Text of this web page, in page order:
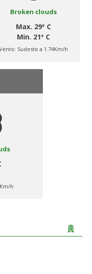
Broken clouds
Max. 29º C
Min. 21º C
Sudeste a 1.74Km/h
h